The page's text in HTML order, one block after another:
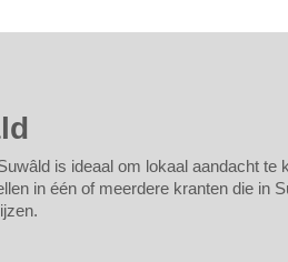
is ideaal om lokaal aandacht
in één of meerdere kranten die in